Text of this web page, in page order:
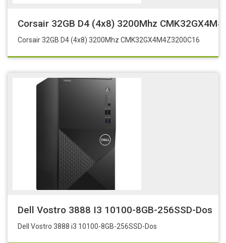
Corsair 32GB D4 (4x8) 3200Mhz
Corsair 32GB D4 (4x8) 3200Mhz CMK32GX4M4Z3200C16
Dell Vostro 3888 I3 10100-8GB-256SSD-Dos
Dell Vostro 3888 i3 10100-8GB-256SSD-Dos